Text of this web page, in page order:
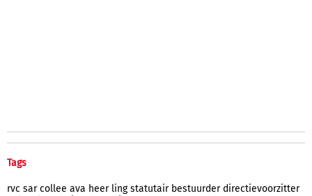
Tags
rvc sar collee ava heer ling statutair bestuurder directievoorzitter